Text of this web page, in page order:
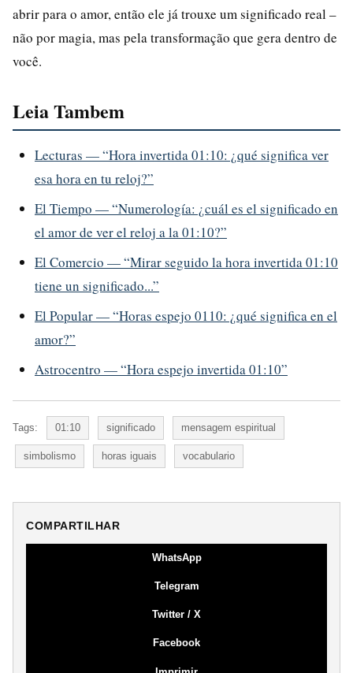
abrir para o amor, então ele já trouxe um significado real –
não por magia, mas pela transformação que gera dentro de
você.
Leia Tambem
Lecturas — “Hora invertida 01:10: ¿qué significa ver
esa hora en tu reloj?”
El Tiempo — “Numerología: ¿cuál es el significado en
el amor de ver el reloj a la 01:10?”
El Comercio — “Mirar seguido la hora invertida 01:10
tiene un significado...”
El Popular — “Horas espejo 0110: ¿qué significa en el
amor?”
Astrocentro — “Hora espejo invertida 01:10”
Tags: 01:10 significado mensagem espiritual
simbolismo horas iguais vocabulario
COMPARTILHAR
WhatsApp
Telegram
Twitter / X
Facebook